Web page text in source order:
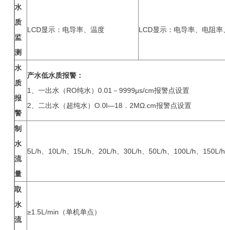
水
质
监
测
LCD显示：电导率、温度 LCD显示：电导率、电阻率
水
质
报
警
产水低水质报警：
1、一出水（RO纯水）0.01－9999μs/cm报警点设置
2、二出水（超纯水）O.0l—18．2MΩ.cm报警点设置
制
水
流
量
5L/h、10L/h、15L/h、20L/h、30L/h、50L/h、100L/h、150L/
取
水
流
≥1.5L/min（单机单点）